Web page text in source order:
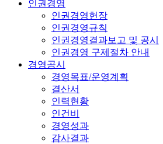
인권경영
인권경영헌장
인권경영규칙
인권경영결과보고 및 공시
인권경영 구제절차 안내
경영공시
경영목표/운영계획
결산서
인력현황
인건비
경영성과
감사결과